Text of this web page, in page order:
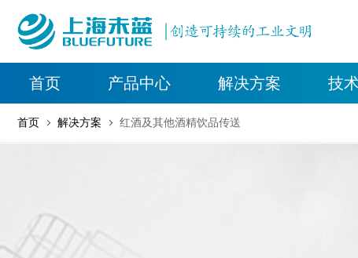
首页 产品中心 解决方案 技
首页 解决方案 红酒及其他酒精饮品传送